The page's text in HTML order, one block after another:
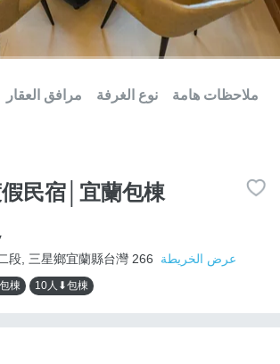
مرافق العقار نوع الغرفة ملاحظات هامة
民宿│宜蘭包棟
段, 三星鄉宜蘭縣台灣 266
عرض الخريطة
棟 10人⬇包棟